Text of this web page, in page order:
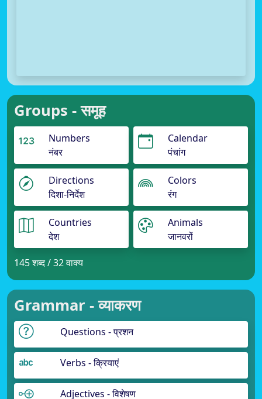
Groups - समूह
Numbers
नंबर
Calendar
पंचांग
Directions
दिशा-निर्देश
Colors
रंग
Countries
देश
Animals
जानवरों
145 शब्द / 32 वाक्य
Grammar - व्याकरण
Questions - प्रशन
Verbs - क्रियाएं
Adjectives - विशेषण